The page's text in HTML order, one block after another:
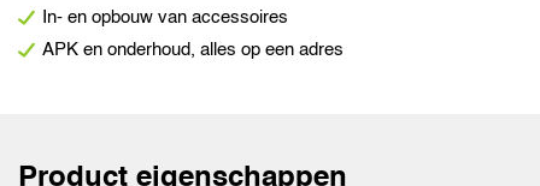
In- en opbouw van accessoires
APK en onderhoud, alles op een adres
Product eigenschappen